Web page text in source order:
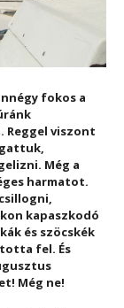
fokos a
Reggel viszont
Még a
harmatot.
kapaszkodó
és szöcskék
fel. És
Még ne!